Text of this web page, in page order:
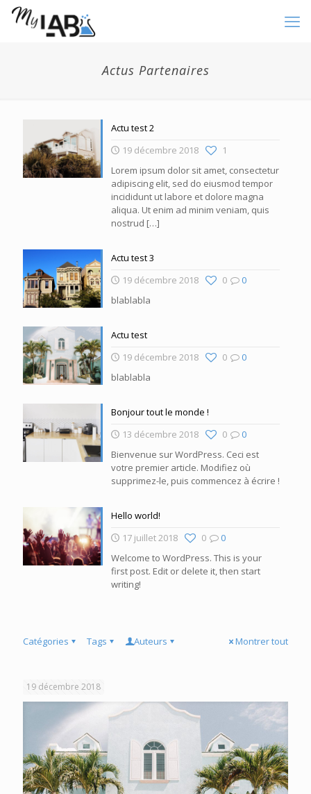
Actus Partenaires
Actu test 2
19 décembre 2018
1
Lorem ipsum dolor sit amet, consectetur
adipiscing elit, sed do eiusmod tempor
incididunt ut labore et dolore magna
aliqua. Ut enim ad minim veniam, quis
nostrud […]
Actu test 3
19 décembre 2018
0
0
blablabla
Actu test
19 décembre 2018
0
0
blablabla
Bonjour tout le monde !
13 décembre 2018
0
0
Bienvenue sur WordPress. Ceci est
votre premier article. Modifiez où
supprimez-le, puis commencez à écrire !
Hello world!
17 juillet 2018
0
0
Welcome to WordPress. This is your
first post. Edit or delete it, then start
writing!
Catégories Tags Auteurs Montrer tout
19 décembre 2018